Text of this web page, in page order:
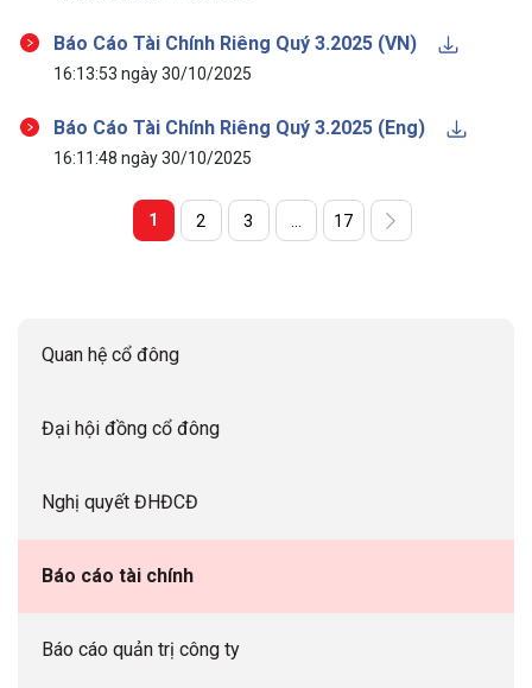
Quan hệ cổ đông
Đại hội đồng cổ đông
Nghị quyết ĐHĐCĐ
Báo cáo tài chính
Báo cáo quản trị công ty
Báo Cáo Tài Chính Riêng Quý 3.2025 (VN)
16:13:53 ngày 30/10/2025
Báo Cáo Tài Chính Riêng Quý 3.2025 (Eng)
16:11:48 ngày 30/10/2025
1 2 3 17